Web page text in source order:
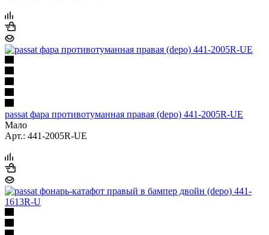
passat фара противотуманная правая (depo) 441-2005R-UE
Мало
Арт.: 441-2005R-UE